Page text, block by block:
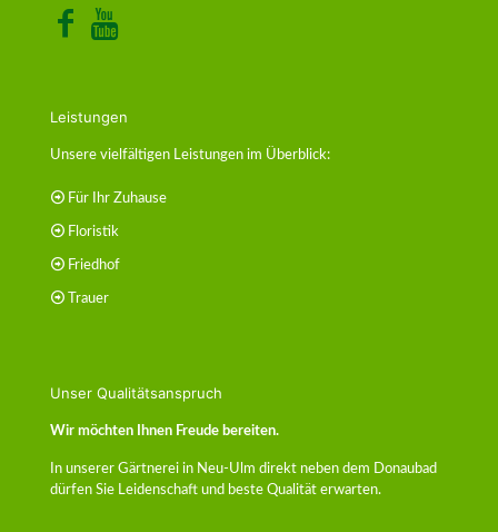
Leistungen
Unsere vielfältigen Leistungen im Überblick:
Für Ihr Zuhause
Floristik
Friedhof
Trauer
Unser Qualitätsanspruch
Wir möchten Ihnen Freude bereiten.
In unserer Gärtnerei in Neu-Ulm direkt neben dem Donaubad
dürfen Sie Leidenschaft und beste Qualität erwarten.